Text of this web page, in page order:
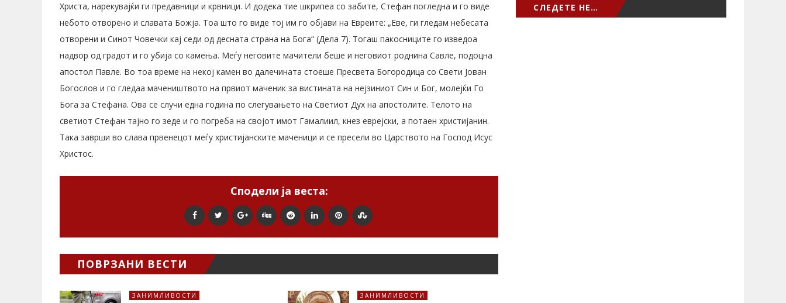
Христа, нарекувајќи ги предавници и крвници. И додека тие шкрипеа со забите, Стефан погледна и го виде
небото отворено и славата Божја. Тоа што го виде тој им го објави на Евреите: „Еве, ги гледам небесата
отворени и Синот Човечки кај седи од десната страна на Бога“ (Дела 7). Тогаш пакосниците го изведоа
надвор од градот и го убија со камења. Меѓу неговите мачители беше и неговиот роднина Савле, подоцна
апостол Павле. Во тоа време на некој камен во далечината стоеше Пресвета Богородица со Свети Јован
Богослов и го гледаа мачеништвото на првиот маченик за вистината на нејзиниот Син и Бог, молејќи Го
Бога за Стефана. Ова се случи една година по слегувањето на Светиот Дух на апостолите. Телото на
светиот Стефан тајно го зеде и го погреба на својот имот Гамалиил, кнез еврејски, а потаен христијанин.
Така заврши во слава првенецот меѓу христијанските маченици и се пресели во Царството на Господ Исус
Христос.
Сподели ја веста:
ПОВРЗАНИ ВЕСТИ
ЗАНИМЛИВОСТИ ЗАНИМЛИВОСТИ
СЛЕДЕТЕ НЕ…